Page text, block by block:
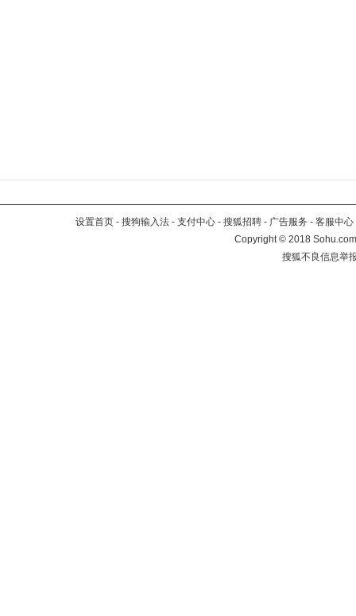
设置首页 - 搜狗输入法 - 支付中心 - 搜狐招聘 - 广告服务 - 客服中心
Copyright©2018
搜狐不良信息举